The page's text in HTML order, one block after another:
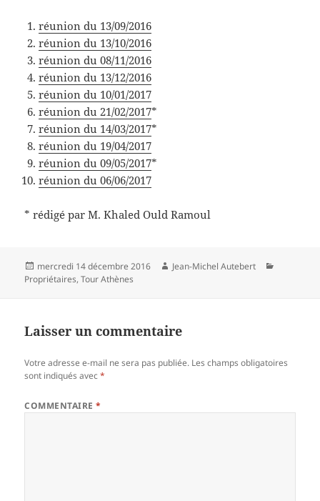
réunion du 13/09/2016
réunion du 13/10/2016
réunion du 08/11/2016
réunion du 13/12/2016
réunion du 10/01/2017
réunion du 21/02/2017*
réunion du 14/03/2017*
réunion du 19/04/2017
réunion du 09/05/2017*
réunion du 06/06/2017
* rédigé par M. Khaled Ould Ramoul
Publié
le
mercredi 14 décembre 2016 Auteur
Jean-Michel Autebert
Propriétaires,Tour Athènes
Laisser un commentaire
Votre adresse e-mail ne sera pas publiée. Les champs obligatoires
sont indiqués avec*
COMMENTAIRE*